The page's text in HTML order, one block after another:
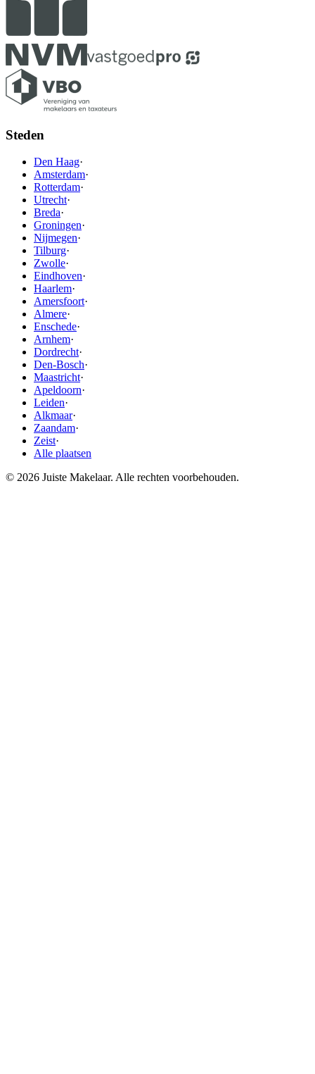
Steden
Den Haag·
Amsterdam·
Rotterdam·
Utrecht·
Breda·
Groningen·
Nijmegen·
Tilburg·
Zwolle·
Eindhoven·
Haarlem·
Amersfoort·
Almere·
Enschede·
Arnhem·
Dordrecht·
Den-Bosch·
Maastricht·
Apeldoorn·
Leiden·
Alkmaar·
Zaandam·
Zeist·
Alle plaatsen
© 2026 Juiste Makelaar. Alle rechten voorbehouden.